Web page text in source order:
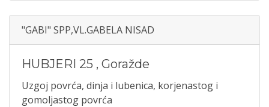
"GABI" SPP,VL.GABELA NISAD
HUBJERI 25 , Goražde
Uzgoj povrća, dinja i lubenica, korjenastog i
gomoljastog povrća